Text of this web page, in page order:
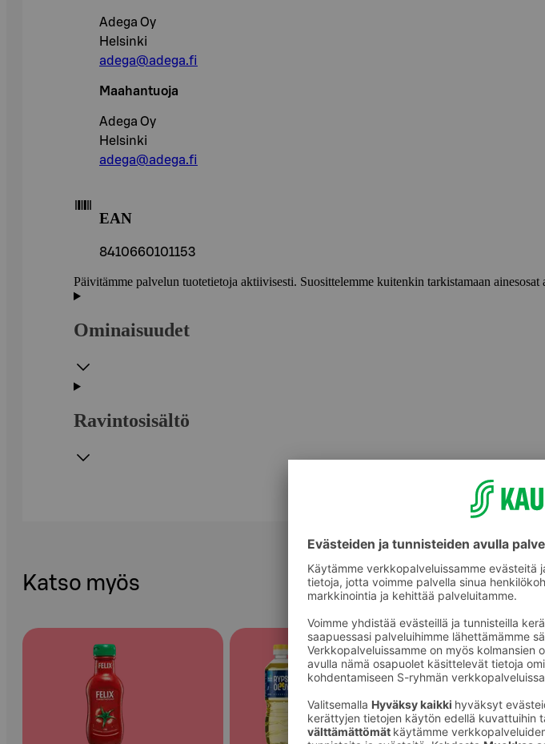
Adega Oy
Helsinki
adega@adega.fi
Maahantuoja
Adega Oy
Helsinki
adega@adega.fi
EAN
8410660101153
Päivitämme palvelun tuotetietoja aktiivisesti. Suosittelemme kuitenkin tarkistamaan
Ominaisuudet
Ravintosisältö
Katso myös